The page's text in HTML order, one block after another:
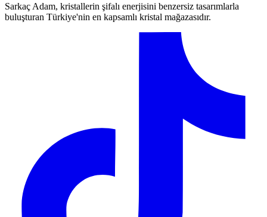
Sarkaç Adam, kristallerin şifalı enerjisini benzersiz tasarımlarla
buluşturan Türkiye'nin en kapsamlı kristal mağazasıdır.